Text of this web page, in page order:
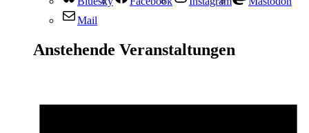
Mail
Anstehende Veranstaltungen